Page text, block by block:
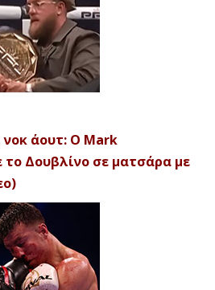
νοκ άουτ: Ο Mark
Δουβλίνο σε ματσάρα με